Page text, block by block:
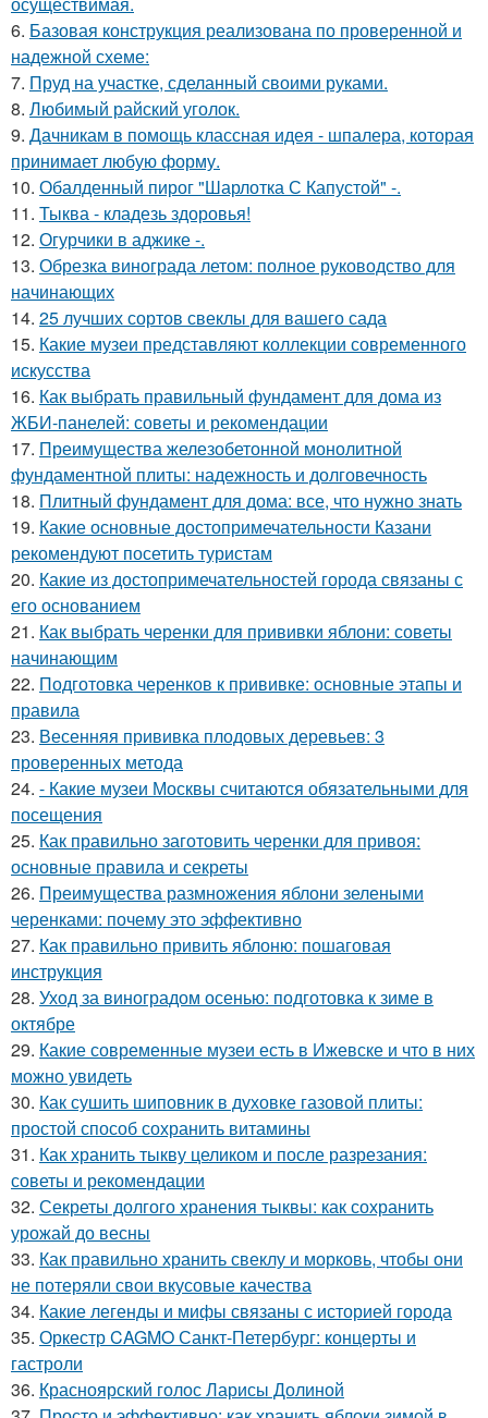
6. Базовая конструкция реализована по проверенной и
надежной схеме:
7. Пруд на участке, сделанный своими руками.
8. Любимый райский уголок.
9. Дачникам в помощь классная идея - шпалера, которая
принимает любую форму.
10. Обалденный пирог "Шарлотка С Капустой" -.
11. Тыква - кладезь здоровья!
12. Огурчики в аджике -.
13. Обрезка винограда летом: полное руководство для
начинающих
14. 25 лучших сортов свеклы для вашего сада
15. Какие музеи представляют коллекции современного
искусства
16. Как выбрать правильный фундамент для дома из
ЖБИ-панелей: советы и рекомендации
17. Преимущества железобетонной монолитной
фундаментной плиты: надежность и долговечность
18. Плитный фундамент для дома: все, что нужно знать
19. Какие основные достопримечательности Казани
рекомендуют посетить туристам
20. Какие из достопримечательностей города связаны с
его основанием
21. Как выбрать черенки для прививки яблони: советы
начинающим
22. Подготовка черенков к прививке: основные этапы и
правила
23. Весенняя прививка плодовых деревьев: 3
проверенных метода
24. - Какие музеи Москвы считаются обязательными для
посещения
25. Как правильно заготовить черенки для привоя:
основные правила и секреты
26. Преимущества размножения яблони зелеными
черенками: почему это эффективно
27. Как правильно привить яблоню: пошаговая
инструкция
28. Уход за виноградом осенью: подготовка к зиме в
октябре
29. Какие современные музеи есть в Ижевске и что в них
можно увидеть
30. Как сушить шиповник в духовке газовой плиты:
простой способ сохранить витамины
31. Как хранить тыкву целиком и после разрезания:
советы и рекомендации
32. Секреты долгого хранения тыквы: как сохранить
урожай до весны
33. Как правильно хранить свеклу и морковь, чтобы они
не потеряли свои вкусовые качества
34. Какие легенды и мифы связаны с историей города
35. Оркестр CAGMO Санкт-Петербург: концерты и
гастроли
36. Красноярский голос Ларисы Долиной